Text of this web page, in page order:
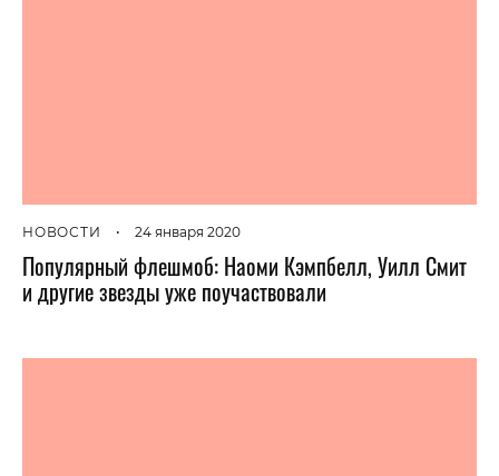
НОВОСТИ • 24 января 2020
Популярный флешмоб: Наоми Кэмпбелл, Уилл Смит
и другие звезды уже поучаствовали